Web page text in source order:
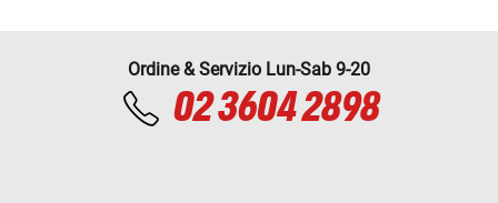
Ordine & Servizio Lun-Sab 9-20
02 3604 2898